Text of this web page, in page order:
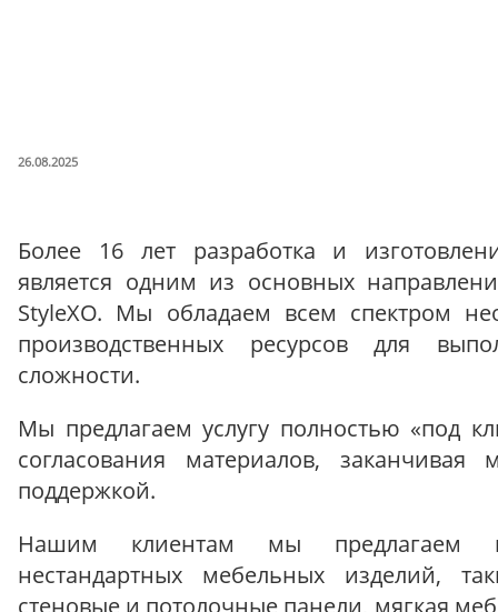
ОПУБЛИКОВАНО
26.08.2025
Более 16 лет разработка и
является одним из основных
StyleXO. Мы обладаем всем спектром
производственных ресурсов для
сложности.
Мы предлагаем услугу полностью «под
согласования материалов,
поддержкой.
Нашим клиентам мы предлагаем
нестандартных мебельных изделий,